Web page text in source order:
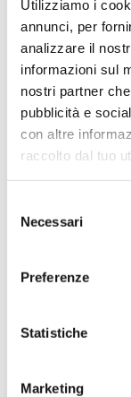
Utilizziamo i
annunci, per
analizzare il
informazioni sul
nostri partner
pubblicità e
con altre
raccolto dal tuo
delNecessari
Preferenze
Statistiche
Marketing
l'Assemblea
proclamato il
delle vittime
eradicazione
dell’effettiva
Convenzione
trattamenti
Per ulteriori
Aggiornato il: